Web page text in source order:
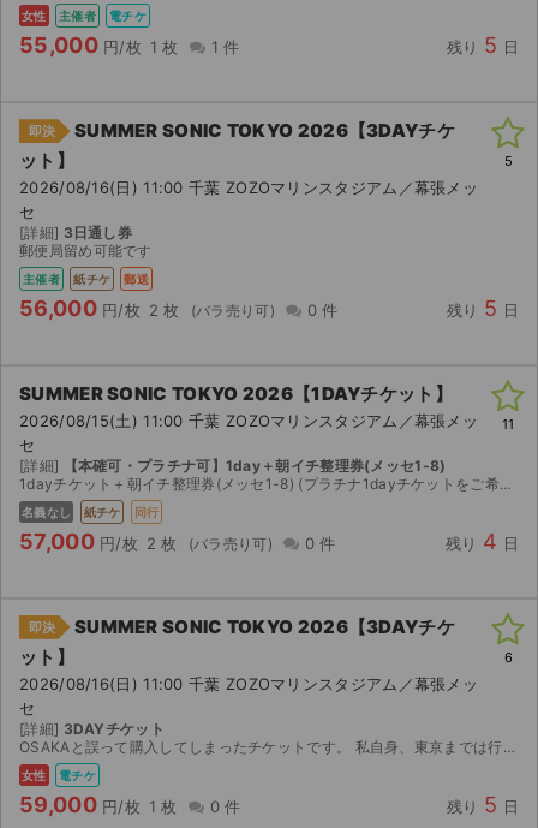
女性 主催者 電チケ
55,000 円/枚 1 枚 1 件 残り 5 日
即決
SUMMER SONIC TOKYO 2026【3DAYチケ
ット】
2026/08/16(日) 11:00 千葉 ZOZOマリンスタジアム／幕張メッ
セ
[詳細] 3日通し券
郵便局留め可能です
主催者 紙チケ 郵送
56,000 円/枚 2 枚 0 件 残り 5 日
5
SUMMER SONIC TOKYO 2026【1DAYチケット】
2026/08/15(土) 11:00 千葉 ZOZOマリンスタジアム／幕張メッ
セ
[詳細]
【本確可・プラチナ可】1day＋朝イチ整理券(メッセ1-8)
1dayチケット＋朝イチ整理券(メッセ1-8) (プラチナ1dayチケットをご希望の場合は＋5000円で変更可能ですのでコメントお願いいたします) 本人確認対応可能です。 当日開場時刻前にお...
名義なし 紙チケ 同行
57,000 円/枚 2 枚 0 件 残り 4 日
11
即決
SUMMER SONIC TOKYO 2026【3DAYチケ
ット】
2026/08/16(日) 11:00 千葉 ZOZOマリンスタジアム／幕張メッ
セ
[詳細] 3DAYチケット
OSAKAと誤って購入してしまったチケットです。 私自身、東京までは行けないので購入していただきたいです。
女性 電チケ
59,000 円/枚 1 枚 0 件 残り 5 日
6